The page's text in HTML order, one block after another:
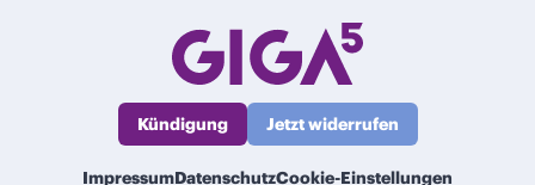
Kündigung Jetzt widerrufen
ImpressumDatenschutzCookie-Einstellungen